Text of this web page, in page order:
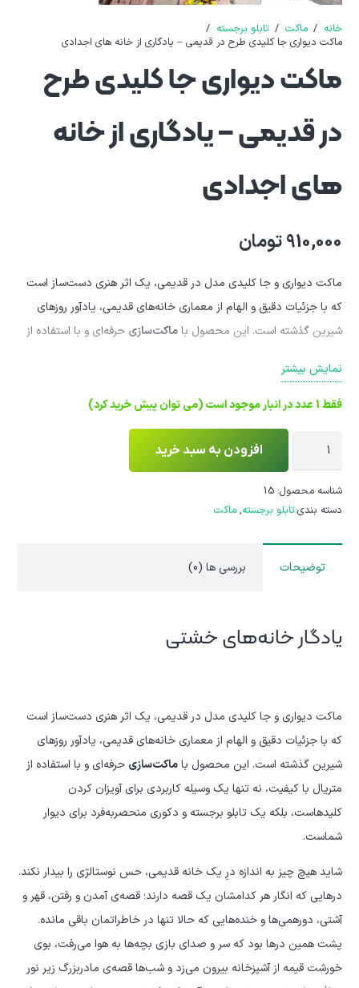
خانه / ماکت / تابلو برجسته /
ماکت دیواری جا کلیدی طرح در قدیمی – یادگاری از خانه‌ های اجدادی
ماکت دیواری جا کلیدی طرح
در قدیمی – یادگاری از خانه‌
های اجدادی
910,000تومان
ماکت دیواری و جا کلیدی مدل در قدیمی، یک اثر هنری دست‌ساز است
که با جزئیات دقیق و الهام از معماری خانه‌های قدیمی، یادآور روزهای
شیرین گذشته است. این محصول باماکت‌سازی حرفه‌ای و با استفاده از
کلیدهاست، بلکه یک تابلو برجسته و دکوری منحصربه‌فرد برای دیوار
شماست.
نمایش بیشتر
فقط 1 عدد در انبار موجود است (می توان پیش خرید کرد)
ماکت
دیواری
جا
کلیدی
یادگاری
افزودن به سبد خرید
شناسه محصول: 15
دسته بندی:تابلو برجسته, ماکت
توضیحات بررسی ها (0)
یادگار خانه‌های خشتی
ماکت دیواری و جا کلیدی مدل در قدیمی، یک اثر هنری دست‌ساز است
که با جزئیات دقیق و الهام از معماری خانه‌های قدیمی، یادآور روزهای
شیرین گذشته است. این محصول باماکت‌سازی حرفه‌ای و با استفاده از
متریال با کیفیت، نه تنها یک وسیله کاربردی برای آویزان کردن
کلیدهاست، بلکه یک تابلو برجسته و دکوری منحصربه‌فرد برای دیوار
شماست.
شاید هیچ چیز به اندازه درِ یک خانه قدیمی، حس نوستالژی را بیدار نکند.
درهایی که انگار هر کدامشان یک قصه دارند؛ قصه‌ی آمدن و رفتن، قهر و
آشتی، دورهمی‌ها و خنده‌هایی که حالا تنها در خاطراتمان باقی مانده.
پشت همین درها بود که سر و صدای بازی بچه‌ها به هوا می‌رفت، بوی
خورشت قیمه از آشپزخانه بیرون می‌زد و شب‌ها قصه‌ی مادربزرگ زیر نور